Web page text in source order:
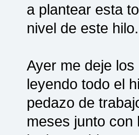
a plantear esta
nivel de este hilo.
Ayer me deje
leyendo todo el
pedazo de
meses junto con